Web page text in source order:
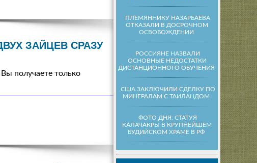
ПЛЕМЯННИКУ НАЗАРБАЕВА
ОТКАЗАЛИ В ДОСРОЧНОМ
ОСВОБОЖДЕНИИ
РОССИЯНЕ НАЗВАЛИ
ОСНОВНЫЕ НЕДОСТАТКИ
ДИСТАНЦИОННОГО ОБУЧЕНИЯ
США ЗАКЛЮЧИЛИ СДЕЛКУ ПО
МИНЕРАЛАМ С ТАИЛАНДОМ
ФОТО ДНЯ: СТАТУЯ
КАЛАЧАКРЫ В КРУПНЕЙШЕМ
БУДИЙСКОМ ХРАМЕ В РФ
ЗАЙЦЕВ СРАЗУ
получаете только